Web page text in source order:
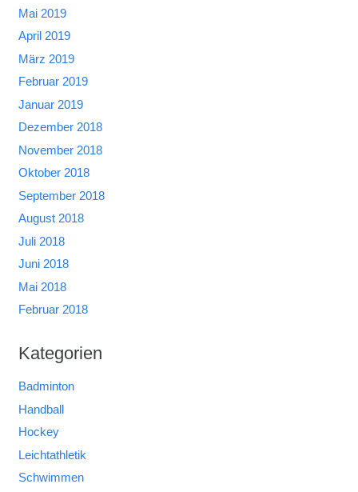
Mai 2019
April 2019
März 2019
Februar 2019
Januar 2019
Dezember 2018
November 2018
Oktober 2018
September 2018
August 2018
Juli 2018
Juni 2018
Mai 2018
Februar 2018
Kategorien
Badminton
Handball
Hockey
Leichtathletik
Schwimmen